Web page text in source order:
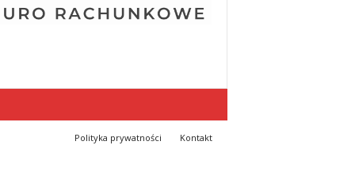
Polityka prywatności Kontakt